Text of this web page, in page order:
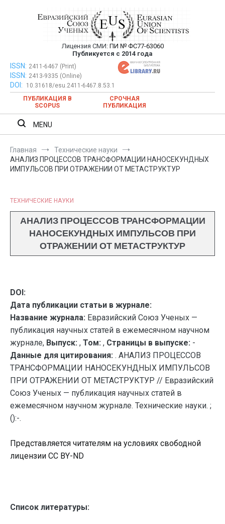
Евразийский Союз Ученых —
публикация научных статей в
ежемесячном научном журнале
Лицензия СМИ: ПИ № ФС77-63060
Публикуется с 2014 года
Евразийский Союз Ученых — публикация научных статей в
ежемесячном научном журнале
ISSN: 2411-6467 (Print)
ISSN: 2413-9335 (Online)
DOI:
10.31618/esu.2411-6467.8.53.1
ПУБЛИКАЦИЯ В
SCOPUS
СРОЧНАЯ
ПУБЛИКАЦИЯ
MENU
Главная
Технические науки
АНАЛИЗ ПРОЦЕССОВ ТРАНСФОРМАЦИИ НАНОСЕКУНДНЫХ
ИМПУЛЬСОВ ПРИ ОТРАЖЕНИИ ОТ МЕТАСТРУКТУР
ТЕХНИЧЕСКИЕ НАУКИ
АНАЛИЗ ПРОЦЕССОВ ТРАНСФОРМАЦИИ
НАНОСЕКУНДНЫХ ИМПУЛЬСОВ ПРИ
ОТРАЖЕНИИ ОТ МЕТАСТРУКТУР
DOI:
Дата публикации статьи в журнале:
Название журнала: Евразийский Союз Ученых —
публикация научных статей в ежемесячном научном
журнале, Выпуск: , Том: , Страницы в выпуске: -
Данные для цитирования: . АНАЛИЗ ПРОЦЕССОВ
ТРАНСФОРМАЦИИ НАНОСЕКУНДНЫХ ИМПУЛЬСОВ
ПРИ ОТРАЖЕНИИ ОТ МЕТАСТРУКТУР // Евразийский
Союз Ученых — публикация научных статей в
ежемесячном научном журнале. Технические науки. ;
():-.
Представляется читателям на условиях свободной
лицензии CC BY-ND
Список литературы: